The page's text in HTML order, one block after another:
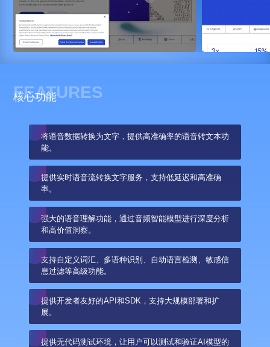
FEATURES
核心功能
将语音数据转换为文字，提供高准确率的语音转文本功
能。
提供实时语音流转换文字服务，支持低延迟和高准确
率。
强大的语音理解功能，通过音频智能模型进行深度分析
和高价值洞察。
支持自定义词汇、多语种识别、自动语言检测、敏感信
息过滤等高级功能。
提供开发者友好的API和SDK，支持大规模部署和扩
展。
提供无代码测试环境，让用户可以测试和验证AI模型的